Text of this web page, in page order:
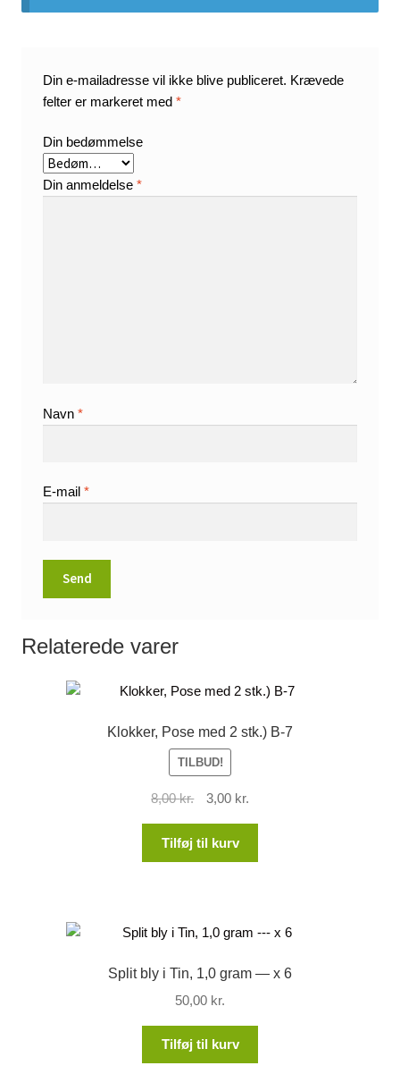
Din e-mailadresse vil ikke blive publiceret. Krævede
felter er markeret med*
Din bedømmelse
Din anmeldelse*
Navn*
E-mail*
Relaterede varer
Klokker, Pose med 2 stk.) B-7
TILBUD!
8,00kr.
Den
pris
var:
3,00 kr.Den
er:
Tilføj til kurv
Split bly i Tin, 1,0 gram — x 6
50,00 kr.
Tilføj til kurv